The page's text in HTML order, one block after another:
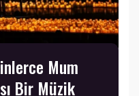
Mum
Bir Müzik